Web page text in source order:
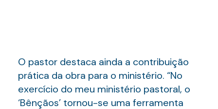
O pastor destaca ainda a contribuição
prática da obra para o ministério. “No
exercício do meu ministério pastoral, o
‘Bênçãos’ tornou-se uma ferramenta